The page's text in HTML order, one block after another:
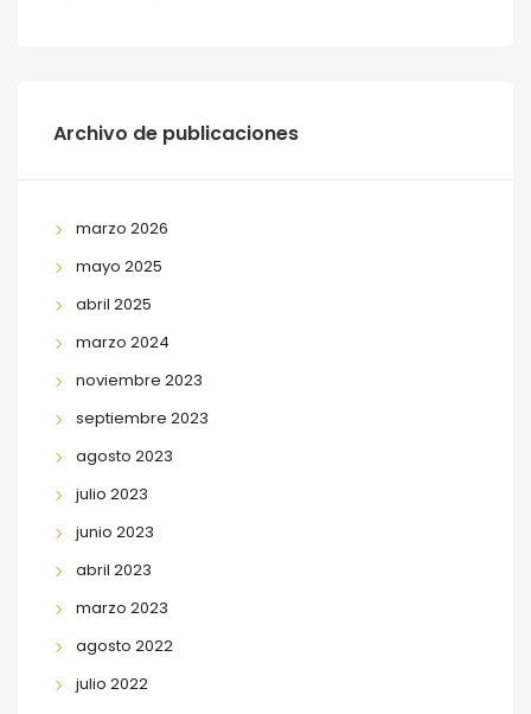
Archivo de publicaciones
marzo 2026
mayo 2025
abril 2025
marzo 2024
noviembre 2023
septiembre 2023
agosto 2023
julio 2023
junio 2023
abril 2023
marzo 2023
agosto 2022
julio 2022